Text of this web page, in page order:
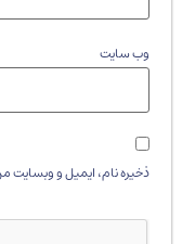
وب‌ سایت
ذخیره نام، ایمیل و وبسایت من در